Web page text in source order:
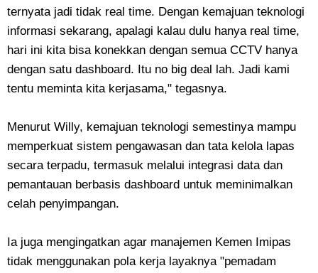
ternyata jadi tidak real time. Dengan kemajuan teknologi
informasi sekarang, apalagi kalau dulu hanya real time,
hari ini kita bisa konekkan dengan semua CCTV hanya
dengan satu dashboard. Itu no big deal lah. Jadi kami
tentu meminta kita kerjasama," tegasnya.
Menurut Willy, kemajuan teknologi semestinya mampu
memperkuat sistem pengawasan dan tata kelola lapas
secara terpadu, termasuk melalui integrasi data dan
pemantauan berbasis dashboard untuk meminimalkan
celah penyimpangan.
Ia juga mengingatkan agar manajemen Kemen Imipas
tidak menggunakan pola kerja layaknya "pemadam